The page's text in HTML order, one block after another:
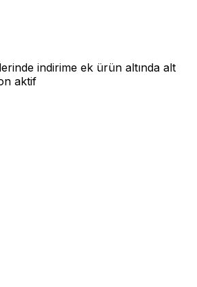
indirime ek ürün altında alt
aktif